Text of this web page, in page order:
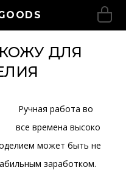
ДЛЯ
Ручная работа во
все времена высоко
может быть не
заработком.